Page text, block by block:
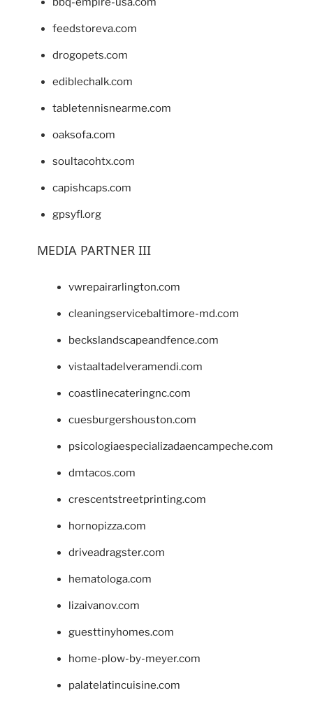
feedstoreva.com
drogopets.com
ediblechalk.com
tabletennisnearme.com
oaksofa.com
soultacohtx.com
capishcaps.com
gpsyfl.org
MEDIA PARTNER III
vwrepairarlington.com
cleaningservicebaltimore-md.com
beckslandscapeandfence.com
vistaaltadelveramendi.com
coastlinecateringnc.com
cuesburgershouston.com
psicologiaespecializadaencampeche.com
dmtacos.com
crescentstreetprinting.com
hornopizza.com
driveadragster.com
hematologa.com
lizaivanov.com
guesttinyhomes.com
home-plow-by-meyer.com
palatelatincuisine.com